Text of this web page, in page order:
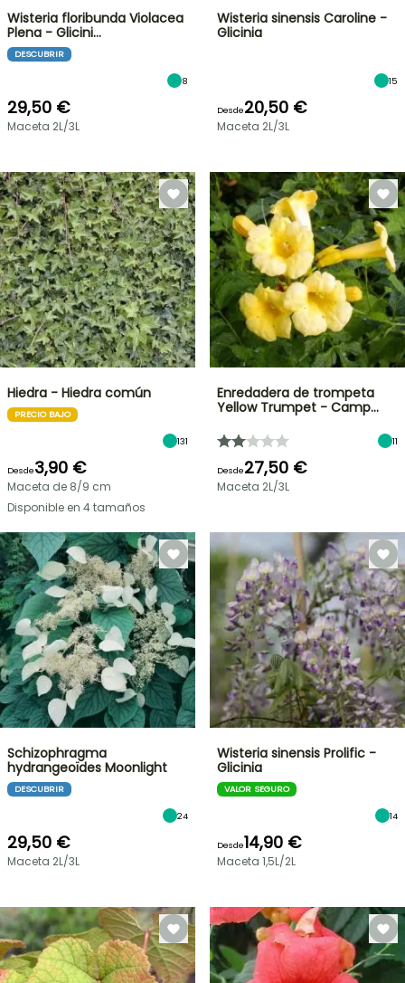
Wisteria floribunda Violacea
Plena - Glicini…
DESCUBRIR
8
29,50 €
Maceta 2L/3L
Wisteria sinensis Caroline -
Glicinia
15
Desde20,50 €
Maceta 2L/3L
Hiedra - Hiedra común
PRECIO BAJO
131
Desde3,90 €
Maceta de 8/9 cm
Disponible en 4 tamaños
Enredadera de trompeta
Yellow Trumpet - Camp…
11
Desde27,50 €
Maceta 2L/3L
Schizophragma
hydrangeoïdes Moonlight
DESCUBRIR
24
29,50 €
Maceta 2L/3L
Wisteria sinensis Prolific -
Glicinia
VALOR SEGURO
14
Desde14,90 €
Maceta 1,5L/2L